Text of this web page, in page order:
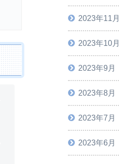
2023年11月
2023年10月
2023年9月
2023年8月
2023年7月
2023年6月